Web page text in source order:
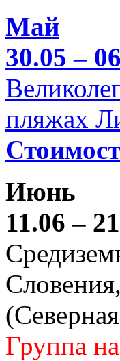
Май
30.05 –
пляжах
Июнь
11.06 –
Группа